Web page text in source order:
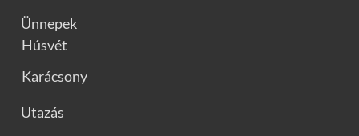
Ünnepek
Húsvét
Karácsony
Utazás